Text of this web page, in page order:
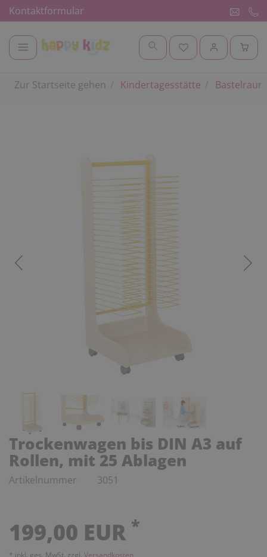
Kontaktformular
Zur Startseite gehen Kindertagesstätte
Trockenwagen bis DIN A3 auf
Rollen, mit 25 Ablagen
Artikelnummer 3051
199,00 EUR *
* inkl. ges. MwSt. zzgl. Versandkosten